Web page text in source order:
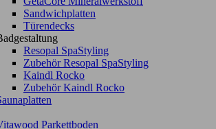
Sandwichplatten
Türendecks
Resopal SpaStyling
Zubehör Resopal SpaStyling
Kaindl Rocko
Zubehör Kaindl Rocko
Parkettboden